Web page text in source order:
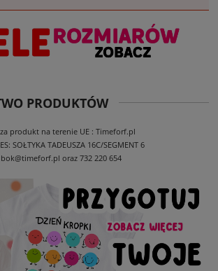
PRODUKTÓW
produkt na terenie UE : Timeforf.pl
SOŁTYKA TADEUSZA 16C/SEGMENT 6
oraz 732 220 654